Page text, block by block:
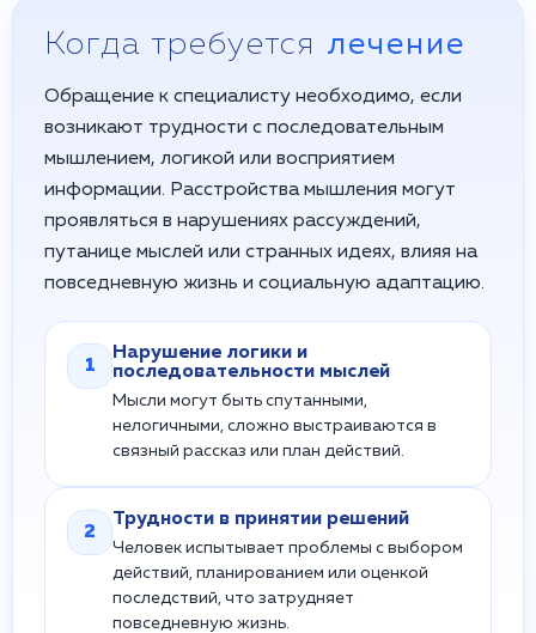
Когда требуется лечение
Обращение к специалисту необходимо, если
возникают трудности с последовательным
мышлением, логикой или восприятием
информации. Расстройства мышления могут
проявляться в нарушениях рассуждений,
путанице мыслей или странных идеях, влияя на
повседневную жизнь и социальную адаптацию.
1
Нарушение логики и
последовательности мыслей
Мысли могут быть спутанными,
нелогичными, сложно выстраиваются в
связный рассказ или план действий.
2
Трудности в принятии решений
Человек испытывает проблемы с выбором
действий, планированием или оценкой
последствий, что затрудняет
повседневную жизнь.